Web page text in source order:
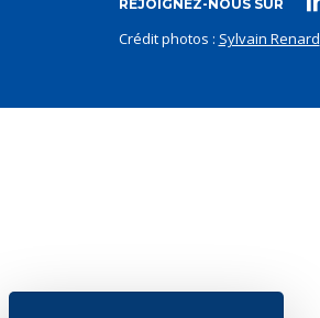
REJOIGNEZ-NOUS SUR
Crédit photos : Sylvain Renard